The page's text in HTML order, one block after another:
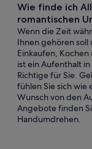
Wie finde ich
romantischen
Wenn die Zeit
Ihnen gehören soll
Einkaufen,
ist ein Aufenthalt
Richtige für Sie.
fühlen Sie sich wie
Wunsch von den
Angebote finden
Handumdrehen.